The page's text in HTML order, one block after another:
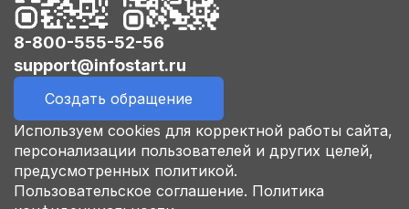
8-800-555-52-56
support@infostart.ru
Создать обращение
Используем cookies для корректной работы сайта,
персонализации пользователей и других целей,
предусмотренных политикой.
Пользовательское соглашение. Политика